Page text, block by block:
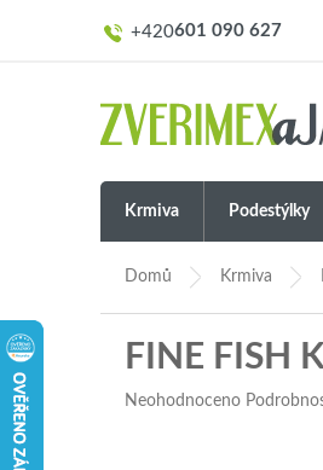
601 090 627
Krmiva Podestýlky
Domů Krmiva
FINE FISH
Průměrné
Neohodnoceno